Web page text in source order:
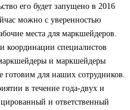
его будет запущено в 2016
можно с уверенностью
места для маркшейдеров.
координации специалистов
и маркшейдеры
для наших сотрудников.
в течение года-двух и
и ответственный